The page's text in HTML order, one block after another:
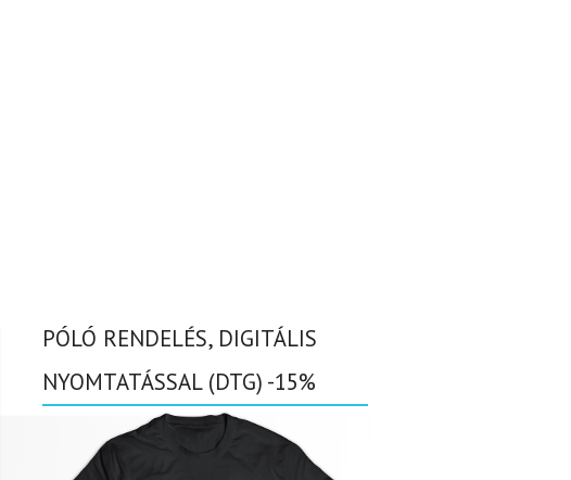
PÓLÓ RENDELÉS, DIGITÁLIS
NYOMTATÁSSAL (DTG) -15%